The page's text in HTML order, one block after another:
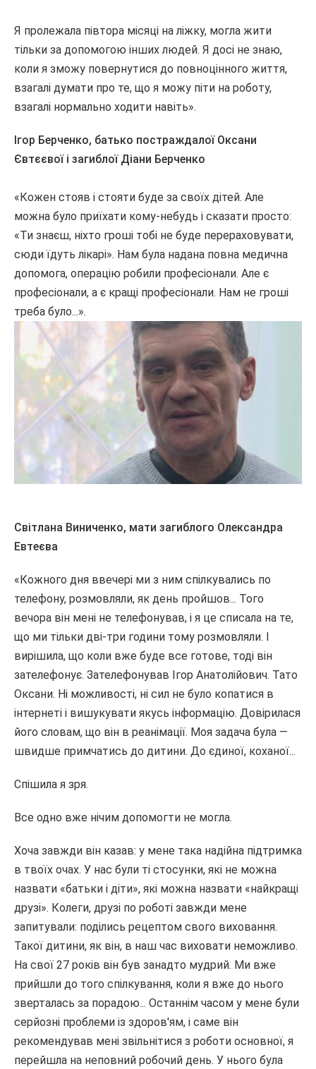
Я пролежала півтора місяці на ліжку, могла жити
тільки за допомогою інших людей. Я досі не знаю,
коли я зможу повернутися до повноцінного життя,
взагалі думати про те, що я можу піти на роботу,
взагалі нормально ходити навіть».
Ігор Берченко, батько постраждалої Оксани
Євтєєвої і загиблої Діани Берченко
« Кожен стояв і стояти буде за своїх дітей. Але
можна було приїхати кому-небудь і сказати просто:
«Ти знаєш, ніхто гроші тобі не буде перераховувати,
сюди їдуть лікарі». Нам була надана повна медична
допомога, операцію робили професіонали. Але є
професіонали, а є кращі професіонали. Нам не гроші
треба було...».
Світлана Виниченко, мати загиблого Олександра
Евтеєва
«Кожного дня ввечері ми з ним спілкувались по
телефону, розмовляли, як день пройшов... Того
вечора він мені не телефонував, і я це списала на те,
що ми тільки дві-три години тому розмовляли. І
вирішила, що коли вже буде все готове, тоді він
зателефонує. Зателефонував Ігор Анатолійович. Тато
Оксани. Ні можливості, ні сил не було копатися в
інтернеті і вишукувати якусь інформацію. Довірилася
його словам, що він в реанімації. Моя задача була —
швидше примчатись до дитини. До єдиної, коханої...
Спішила я зря.
Все одно вже нічим допомогти не могла.
Хоча завжди він казав: у мене така надійна підтримка
в твоїх очах. У нас були ті стосунки, які не можна
назвати «батьки і діти», які можна назвати «найкращі
друзі». Колеги, друзі по роботі завжди мене
запитували: поділись рецептом свого виховання.
Такої дитини, як він, в наш час виховати неможливо.
На свої 27 років він був занадто мудрий. Ми вже
прийшли до того спілкування, коли я вже до нього
зверталась за порадою... Останнім часом у мене були
серйозні проблеми із здоров'ям, і саме він
рекомендував мені звільнітися з роботи основної, я
перейшла на неповний робочий день. У нього була